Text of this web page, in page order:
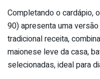
Completando o cardápio,
90) apresenta uma
tradicional receita,
maionese leve da casa,
selecionadas, ideal para